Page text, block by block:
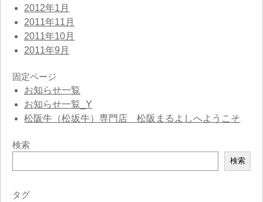
2012年1月
2011年11月
2011年10月
2011年9月
固定ページ
お知らせ一覧
お知らせ一覧_Y
松阪牛（松坂牛）専門店 松阪まるよしへようこそ
検索
索
検索
タグ